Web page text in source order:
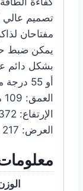
تصميم عالي
مفتاحان
يمكن ضبط حد
أو 55 درجة مئوية
العمق: 109 ملم
الإرتفاع: 372 ملم
العرض: 217 ملم